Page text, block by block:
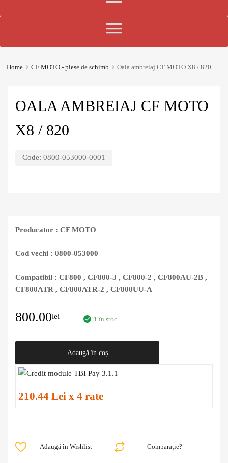
Home CF MOTO - piese de schimb Oala ambreiaj CF MOTO X8 / 820
OALA AMBREIAJ CF MOTO
X8 / 820
Code: 0800-053000-0001
Producator : CF MOTO
Cod vechi : 0800-053000
Compatibil : CF800 , CF800-3 , CF800-2 , CF800AU-2B ,
CF800ATR , CF800ATR-2 , CF800UU-A
800.00lei 1 în stoc
Adaugă în coș
210.44 Lei x 4 rate
Comparație?
Adaugă în Wishlist